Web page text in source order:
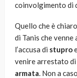
coinvolgimento di
Quello che è
di Tanis che
l’accusa di stupro
venire arrestato di
armata. Non a